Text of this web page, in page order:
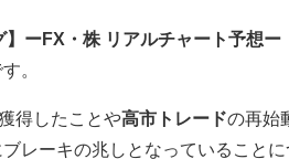
】ーFX・株 リアルチャート予想ー
。
得したことや高市トレードの再始
ブレーキの兆しとなっていることに